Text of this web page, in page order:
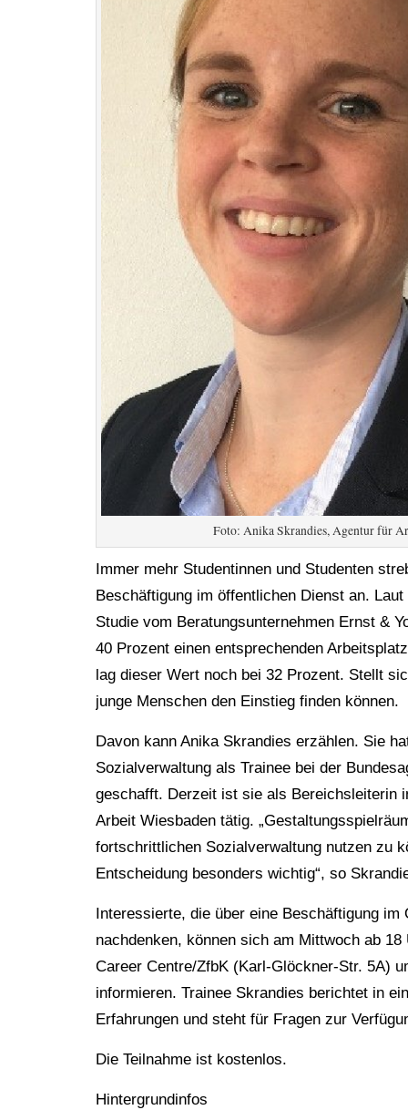
Foto: Anika Skrandies, Agentur für
Immer mehr Studentinnen und Studenten
Beschäftigung im öffentlichen Dienst an.
Studie vom Beratungsunternehmen Ernst &
40 Prozent einen entsprechenden
lag dieser Wert noch bei 32 Prozent. Stellt
junge Menschen den Einstieg finden können.
Davon kann Anika Skrandies erzählen. Sie
Sozialverwaltung als Trainee bei der
geschafft. Derzeit ist sie als Bereichsleiterin
Arbeit Wiesbaden tätig.
fortschrittlichen Sozialverwaltung nutzen zu
Entscheidung besonders wichtig“, so
Interessierte, die über eine Beschäftigung im
nachdenken, können sich am Mittwoch ab
Career Centre/ZfbK (Karl-Glöckner-Str. 5A)
informieren. Trainee Skrandies berichtet in
Erfahrungen und steht für Fragen zur
Die Teilnahme ist kostenlos.
Hintergrundinfos